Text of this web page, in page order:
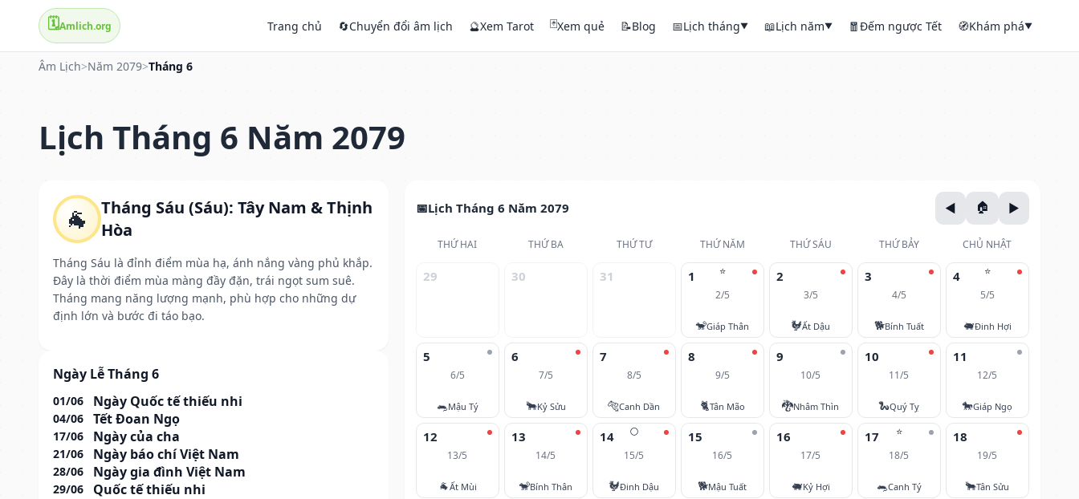
🗓️Amlich.org Trang chủ 🔄Chuyển đổi âm lịch 🔮Xem Tarot 🃏Xem quẻ 📝Blog 📅Lịch tháng▼ 📖Lịch năm▼ 🧧Đếm ngược Tết 🧭Khám phá▼
Âm Lịch>Năm 2079>Tháng 6
Lịch Tháng 6 Năm 2079
🐐
Tháng Sáu (Sáu): Tây Nam & Thịnh
Hòa
Tháng Sáu là đỉnh điểm mùa hạ, ánh nắng vàng phủ khắp.
Đây là thời điểm mùa màng đầy đặn, trái ngọt sum suê.
Tháng mang năng lượng mạnh, phù hợp cho những dự
định lớn và bước đi táo bạo.
Ngày Lễ Tháng 6
01/06 Ngày Quốc tế thiếu nhi
04/06 Tết Đoan Ngọ
17/06 Ngày của cha
21/06 Ngày báo chí Việt Nam
28/06 Ngày gia đình Việt Nam
29/06 Quốc tế thiếu nhi
Lịch Tháng 6 Năm 2079
THỨ HAI THỨ BA THỨ TƯ THỨ NĂM THỨ SÁU THỨ BẢY CHỦ NHẬT
29 30 31 ⭐
1
2/5
🐒Giáp Thân
2
3/5
🐓Ất Dậu
3
4/5
🐕Bính Tuất
⭐
4
5/5
🐖Đinh Hợi
5
6/5
🐀Mậu Tý
6
7/5
🐂Kỷ Sửu
7
8/5
🐅Canh Dần
8
9/5
🐈Tân Mão
9
10/5
🐉Nhâm Thìn
10
11/5
🐍Quý Tỵ
11
12/5
🐎Giáp Ngọ
12
13/5
🐐Ất Mùi
13
14/5
🐒Bính Thân
🌕
14
15/5
🐓Đinh Dậu
15
16/5
🐕Mậu Tuất
16
17/5
🐖Kỷ Hợi
⭐
17
18/5
🐀Canh Tý
18
19/5
🐂Tân Sửu